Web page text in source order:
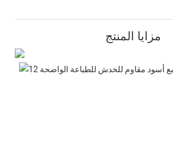
مزايا المنتج